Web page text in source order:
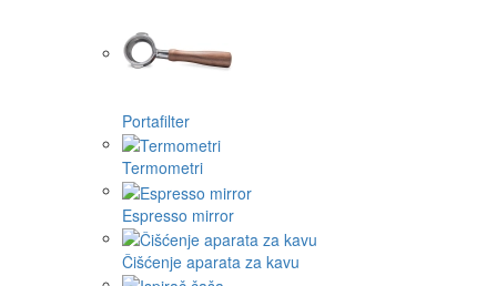
Portafilter
Termometri
Espresso mirror
Čišćenje aparata za kavu